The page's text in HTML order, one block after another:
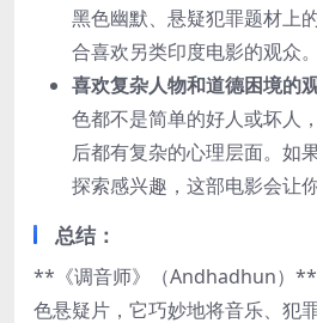
黑色幽默、悬疑犯罪题材上
合喜欢另类印度电影的观众。
喜欢复杂人物和道德困境的
色都不是简单的好人或坏人
后都有复杂的心理层面。如
探索感兴趣，这部电影会让你
总结：
**《调音师》（Andhadhun）**
色悬疑片，它巧妙地将音乐、犯